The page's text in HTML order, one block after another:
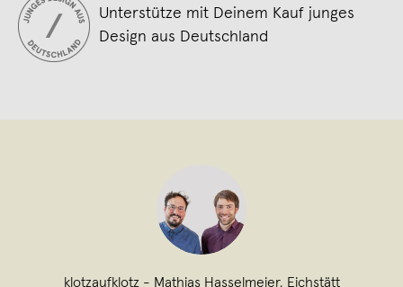
Unterstütze mit Deinem Kauf junges
Design aus Deutschland
klotzaufklotz - Mathias Hasselmeier, Eichstätt